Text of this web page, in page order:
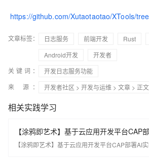
https://github.com/Xutaotaotao/XTools/
文章标签： 日志服务 前端开发 Rust
Android开发
开发者
关键词：
开发日志服务功能
来 源：
开发者社区 > 开发与运维 > 文章 > 正文
相关实践学习
【涂鸦即艺术】基于云应用开发平台CAP
【涂鸦即艺术】基于云应用开发平台CAP部署AI